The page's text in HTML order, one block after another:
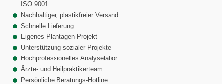
ISO 9001
Nachhaltiger, plastikfreier Versand
Schnelle Lieferung
Eigenes Plantagen-Projekt
Unterstützung sozialer Projekte
Hochprofessionelles Analyselabor
Ärzte- und Heilpraktikerteam
Persönliche Beratungs-Hotline